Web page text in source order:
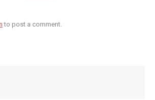
to post a comment.